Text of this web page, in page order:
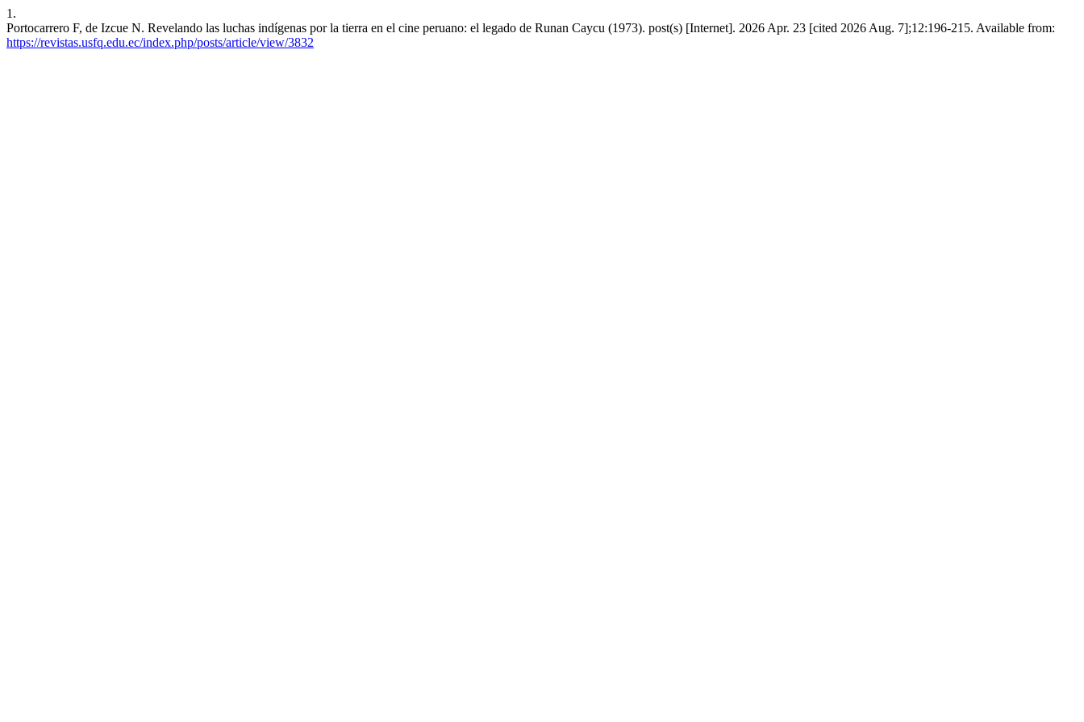
1.
Portocarrero F, de Izcue N. Revelando las luchas indígenas por la tierra en el cine peruano: el legado de Runan Caycu (1973). post(s) [Internet]. 2026 Apr. 23 [cited 2026 Aug. 7];12:196-215. Available from:
https://revistas.usfq.edu.ec/index.php/posts/article/view/3832